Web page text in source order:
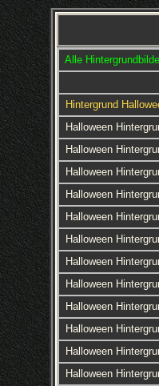
Alle
Hintergrund
Halloween
Halloween
Halloween
Halloween
Halloween
Halloween
Halloween
Halloween
Halloween
Halloween
Halloween
Halloween